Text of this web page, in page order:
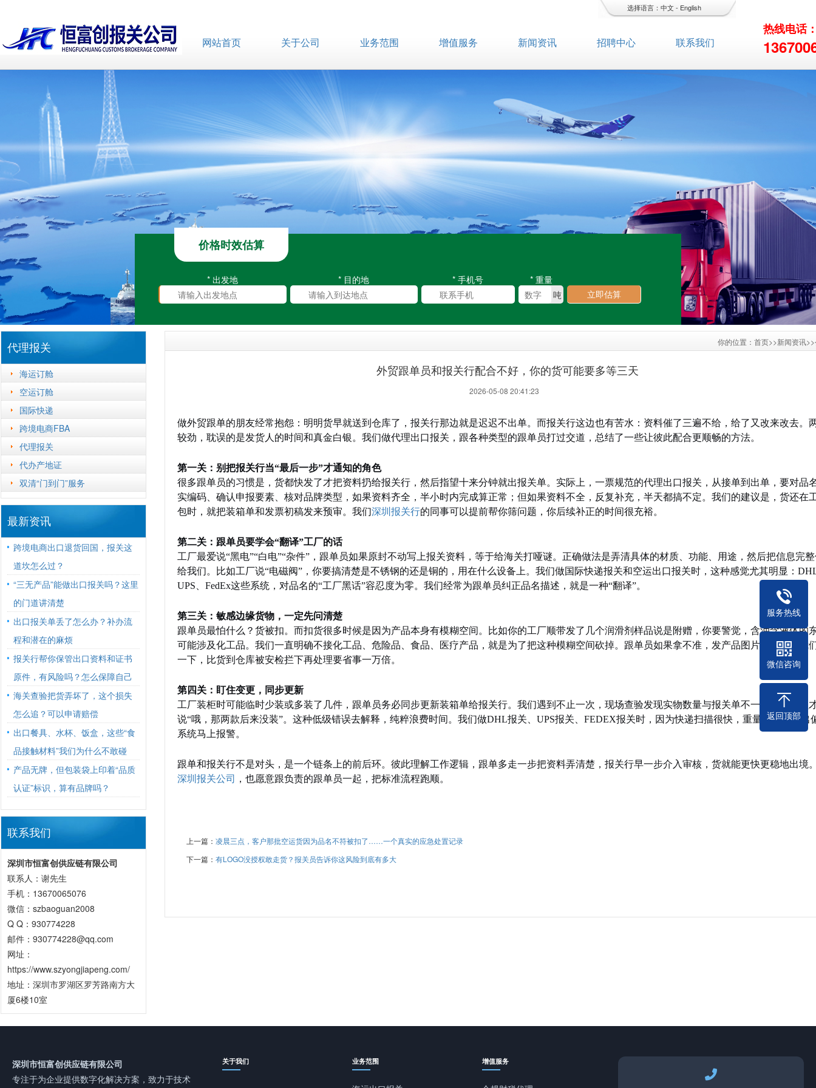
选择语言： 中文- English
网站首页 关于公司 业务范围 增值服务 新闻资讯 招聘中心 联系我们
热线电话
价格时效估算
* 出发地 * 目的地 * 手机号
* 重量
吨
立即估算
代理报关
海运订舱
空运订舱
国际快递
跨境电商FBA
代理报关
代办产地证
双清“门到门”服务
最新资讯
跨境电商出口退货回国，报关这
道坎怎么过？
“三无产品”能做出口报关吗？这里
的门道讲清楚
出口报关单丢了怎么办？补办流
程和潜在的麻烦
报关行帮你保管出口资料和证书
原件，有风险吗？怎么保障自己
海关查验把货弄坏了，这个损失
怎么追？可以申请赔偿
出口餐具、水杯、饭盒，这些“食
品接触材料”我们为什么不敢碰
产品无牌，但包装袋上印着“品质
认证”标识，算有品牌吗？
联系我们
深圳市恒富创供应链有限公司
联系人：谢先生
手机：13670065076
微信：szbaoguan2008
Q Q：930774228
邮件：930774228@qq.com
网址：
https://www.szyongjiapeng.com/
地址：深圳市罗湖区罗芳路南方大
厦6楼10室
你的位置： 首页>>新闻资讯>>
外贸跟单员和报关行配合不好，你的货可能要多等三天
2026-05-08 20:41:23
做外贸跟单的朋友经常抱怨：明明货早就送到仓库了，报关行那边就是迟迟不出单。而报关行这边也有苦水：资料催了三遍不给，给了又改来改去。
较劲，耽误的是发货人的时间和真金白银。我们做代理出口报关，跟各种类型的跟单员打过交道，总结了一些让彼此配合更顺畅的方法。
第一关：别把报关行当“最后一步”才通知的角色
很多跟单员的习惯是，货都快发了才把资料扔给报关行，然后指望十来分钟就出报关单。实际上，一票规范的代理出口报关，从接单到出单，要对品
实编码、确认申报要素、核对品牌类型，如果资料齐全，半小时内完成算正常；但如果资料不全，反复补充，半天都搞不定。我们的建议是，货还在
包时，就把装箱单和发票初稿发来预审。我们深圳报关行的同事可以提前帮你筛问题，你后续补正的时间很充裕。
第二关：跟单员要学会“翻译”工厂的话
工厂最爱说“黑电”“白电”“杂件”，跟单员如果原封不动写上报关资料，等于给海关打哑谜。正确做法是弄清具体的材质、功能、用途，然后把信息完
给我们。比如工厂说“电磁阀”，你要搞清楚是不锈钢的还是铜的，用在什么设备上。我们做国际快递报关和空运出口报关时，这种感觉尤其明显：
UPS、FedEx这些系统，对品名的“工厂黑话”容忍度为零。我们经常为跟单员纠正品名描述，就是一种“翻译”。
第三关：敏感边缘货物，一定先问清楚
跟单员最怕什么？货被扣。而扣货很多时候是因为产品本身有模糊空间。比如你的工厂顺带发了几个润滑剂样品说是附赠，你要警觉，含油含液体的
可能涉及化工品。我们一直明确不接化工品、危险品、食品、医疗产品，就是为了把这种模糊空间砍掉。跟单员如果拿不准，发产品图片和说明给我
一下，比货到仓库被安检拦下再处理要省事一万倍。
第四关：盯住变更，同步更新
工厂装柜时可能临时少装或多装了几件，跟单员务必同步更新装箱单给报关行。我们遇到不止一次，现场查验发现实物数量与报关单不一致，跟单员
说“哦，那两款后来没装”。这种低级错误去解释，纯粹浪费时间。我们做DHL报关、UPS报关、FEDEX报关时，因为快递扫描很快，重量和件数一出
系统马上报警。
跟单和报关行不是对头，是一个链条上的前后环。彼此理解工作逻辑，跟单多走一步把资料弄清楚，报关行早一步介入审核，货就能更快更稳地出境
深圳报关公司
，也愿意跟负责的跟单员一起，把标准流程跑顺。
上一篇： 凌晨三点，客户那批空运货因为品名不符被扣了……一个真实的应急处置记录
下一篇： 有LOGO没授权敢走货？报关员告诉你这风险到底有多大
深圳市恒富创供应链有限公司
专注于为企业提供数字化解决方案，致力于技术
关于我们 业务范围 增值服务
服务热线
微信咨询
返回顶部